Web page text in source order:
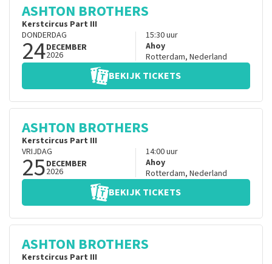
ASHTON BROTHERS
Kerstcircus Part III
DONDERDAG
24DECEMBER
2026
15:30uur
Ahoy
Rotterdam, Nederland
BEKIJK TICKETS
ASHTON BROTHERS
Kerstcircus Part III
VRIJDAG
25DECEMBER
2026
14:00uur
Ahoy
Rotterdam, Nederland
BEKIJK TICKETS
ASHTON BROTHERS
Kerstcircus Part III